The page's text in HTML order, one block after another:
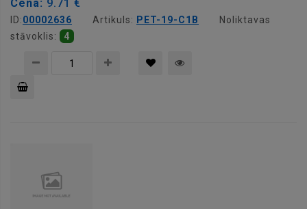
Cena: 9.71 €
ID:00002636 Artikuls: PET-19-C1B
Noliktavas
stāvoklis:
4